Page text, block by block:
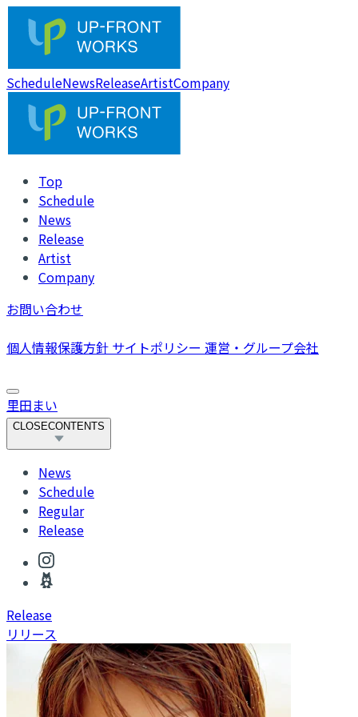
ScheduleNewsReleaseArtistCompany
Top
Schedule
News
Release
Artist
Company
お問い合わせ
個人情報保護方針 サイトポリシー 運営・グループ会社
里田まい
CLOSECONTENTS
News
Schedule
Regular
Release
Release
リリース